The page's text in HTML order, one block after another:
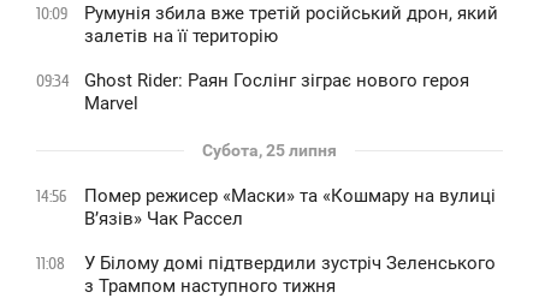
10:09
Румунія збила вже третій російський дрон, який
залетів на її територію
09:34
Ghost Rider: Раян Гослінг зіграє нового героя
Marvel
Субота, 25 липня
14:56
Помер режисер «Маски» та «Кошмару на вулиці
В’язів» Чак Рассел
11:08
У Білому домі підтвердили зустріч Зеленського
з Трампом наступного тижня